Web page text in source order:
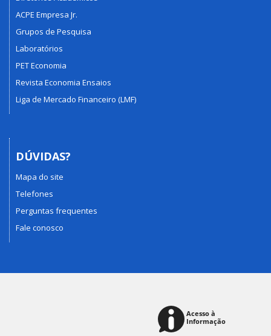
ACPE Empresa Jr.
Grupos de Pesquisa
Laboratórios
PET Economia
Revista Economia Ensaios
Liga de Mercado Financeiro (LMF)
DÚVIDAS?
Mapa do site
Telefones
Perguntas frequentes
Fale conosco